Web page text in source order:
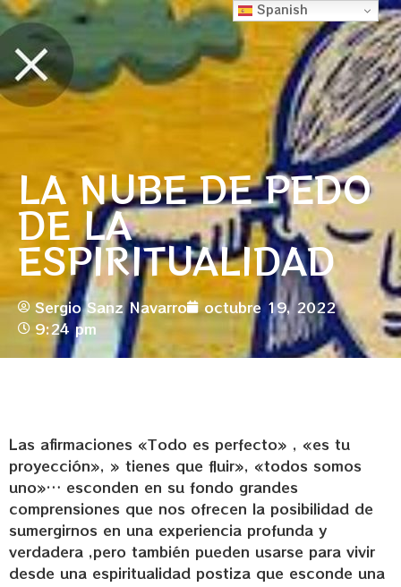
LA NUBE DE PEDO
DE LA
ESPIRITUALIDAD
Sergio Sanz Navarro
octubre 19, 2022
9:24 pm
Las afirmaciones «Todo es perfecto» , «es tu
proyección», » tienes que fluir», «todos somos
uno»… esconden en su fondo grandes
comprensiones que nos ofrecen la posibilidad de
sumergirnos en una experiencia profunda y
verdadera ,pero también pueden usarse para vivir
desde una espiritualidad postiza que esconde una
Spanish